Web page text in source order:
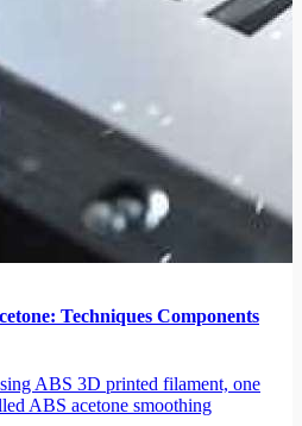
Techniques Components
ABS 3D printed filament, one
ABS acetone smoothing